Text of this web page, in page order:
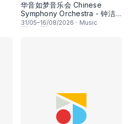
华音如梦音乐会 Chinese
Symphony Orchestra - 钟洁
希 • 李安田 • 谢哲信 • 李霆坚
31/05–16/08/2026 · Music